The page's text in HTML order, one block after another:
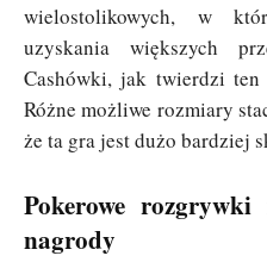
wielostolikowych, w
uzyskania większych
Cashówki, jak twierdzi ten
Różne możliwe rozmiary
że ta gra jest dużo bardziej
Pokerowe
nagrody